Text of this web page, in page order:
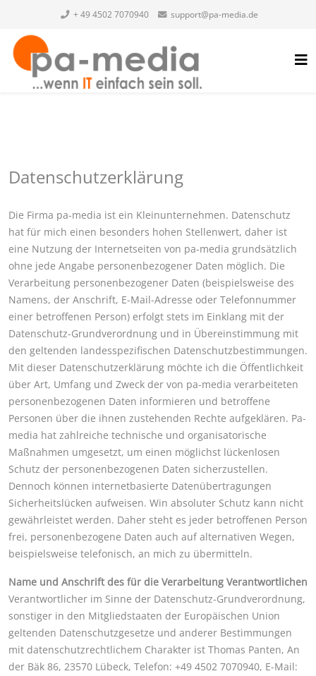
+ 49 4502 7070940 support@pa-media.de
Datenschutzerklärung
Die Firma pa-media ist ein Kleinunternehmen. Datenschutz
hat für mich einen besonders hohen Stellenwert, daher ist
eine Nutzung der Internetseiten von pa-media grundsätzlich
ohne jede Angabe personenbezogener Daten möglich. Die
Verarbeitung personenbezogener Daten (beispielsweise des
Namens, der Anschrift, E-Mail-Adresse oder Telefonnummer
einer betroffenen Person) erfolgt stets im Einklang mit der
Datenschutz-Grundverordnung und in Übereinstimmung mit
den geltenden landesspezifischen Datenschutzbestimmungen.
Mit dieser Datenschutzerklärung möchte ich die Öffentlichkeit
über Art, Umfang und Zweck der von pa-media verarbeiteten
personenbezogenen Daten informieren und betroffene
Personen über die ihnen zustehenden Rechte aufgeklären. Pa-
media hat zahlreiche technische und organisatorische
Maßnahmen umgesetzt, um einen möglichst lückenlosen
Schutz der personenbezogenen Daten sicherzustellen.
Dennoch können internetbasierte Datenübertragungen
Sicherheitslücken aufweisen. Win absoluter Schutz kann nicht
gewährleistet werden. Daher steht es jeder betroffenen Person
frei, personenbezogene Daten auch auf alternativen Wegen,
beispielsweise telefonisch, an mich zu übermitteln.
Name und Anschrift des für die Verarbeitung Verantwortlichen
Verantwortlicher im Sinne der Datenschutz-Grundverordnung,
sonstiger in den Mitgliedstaaten der Europäischen Union
geltenden Datenschutzgesetze und anderer Bestimmungen
mit datenschutzrechtlichem Charakter ist Thomas Panten, An
der Bäk 86, 23570 Lübeck, Telefon: +49 4502 7070940, E-Mail: